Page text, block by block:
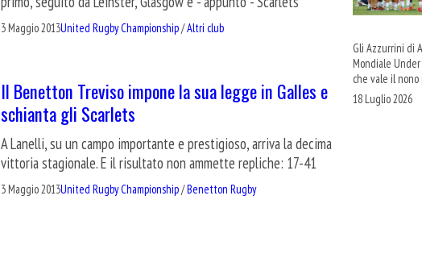
3 Maggio 2013United Rugby Championship/Altri club
Il Benetton Treviso impone la sua legge in Galles e
schianta gli Scarlets
A Lanelli, su un campo importante e prestigioso, arriva la decima
vittoria stagionale. E il risultato non ammette repliche: 17-41
3 Maggio 2013United Rugby Championship/Benetton Rugby
Gli Azzurrini di
Mondiale
che vale il nono
18 Luglio 2026